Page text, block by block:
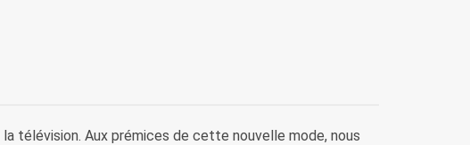
télévision. Aux prémices de cette nouvelle mode, nous